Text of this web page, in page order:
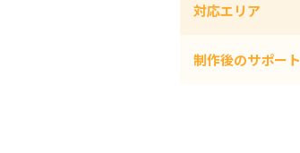
対応エリア
制作後のサポート